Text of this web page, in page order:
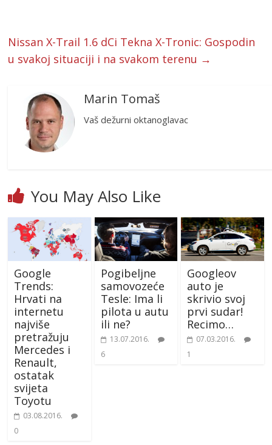
Nissan X-Trail 1.6 dCi Tekna X-Tronic: Gospodin
u svakoj situaciji i na svakom terenu →
Marin Tomaš
Vaš dežurni oktanoglavac
You May Also Like
Google
Trends:
Hrvati na
internetu
najviše
pretražuju
Mercedes i
Renault,
ostatak
svijeta
Toyotu
03.08.2016.
0
Pogibeljne
samovozeće
Tesle: Ima li
pilota u autu
ili ne?
13.07.2016.
6
Googleov
auto je
skrivio svoj
prvi sudar!
Recimo…
07.03.2016.
1